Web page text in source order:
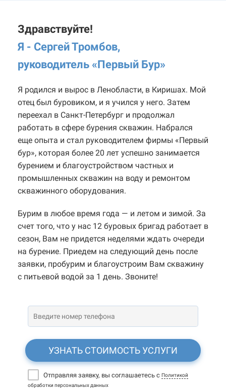
Здравствуйте!
Я - Сергей Тромбов,
руководитель «Первый Бур»
Я родился и вырос в Ленобласти, в Киришах. Мой
отец был буровиком, и я учился у него. Затем
переехал в Санкт-Петербург и продолжал
работать в сфере бурения скважин. Набрался
еще опыта и стал руководителем фирмы «Первый
бур», которая более 20 лет успешно занимается
бурением и благоустройством частных и
промышленных скважин на воду и ремонтом
скважинного оборудования.
Бурим в любое время года — и летом и зимой. За
счет того, что у нас 12 буровых бригад работает в
сезон, Вам не придется неделями ждать очереди
на бурение. Приедем на следующий день после
заявки, пробурим и благоустроим Вам скважину
с питьевой водой за 1 день. Звоните!
УЗНАТЬ СТОИМОСТЬ УСЛУГИ
Отправляя заявку, вы соглашаетесь с Политикой
обработки персональных данных